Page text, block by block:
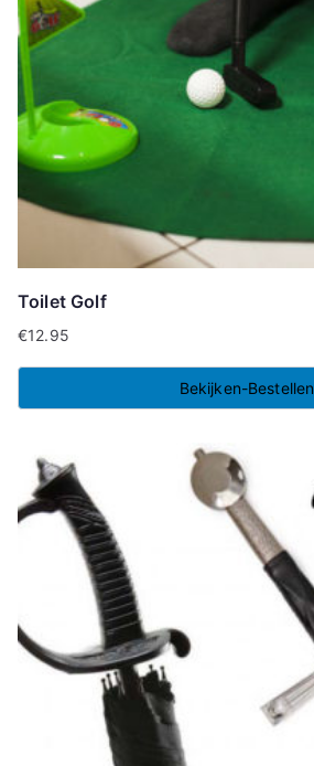
Toilet Golf
€12.95
Bekijken-Bestellen